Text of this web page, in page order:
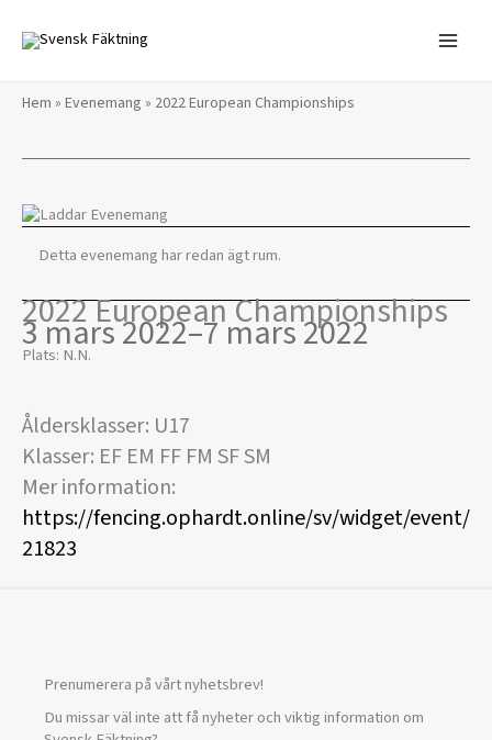
innehåll
Hem » Evenemang » 2022 European Championships
Detta evenemang har redan ägt rum.
2022 European Championships
3 mars 2022–7 mars 2022
Plats: N.N.
Åldersklasser: U17
Klasser: EF EM FF FM SF SM
Mer information:
https://fencing.ophardt.online/sv/widget/event/
21823
Prenumerera på vårt nyhetsbrev!
Du missar väl inte att få nyheter och viktig information om